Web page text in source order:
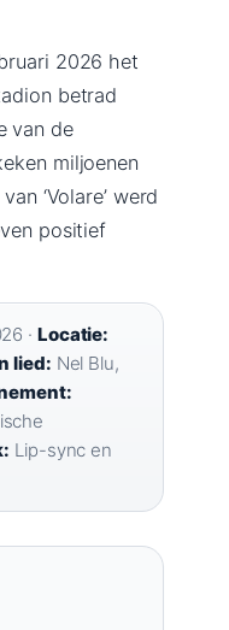
2026 het
betrad
van de
miljoenen
‘Volare’ werd
positief
· Locatie:
lied: Nel Blu,
Lip-sync en